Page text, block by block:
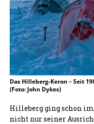
Das Hilleberg-Keron – Seit
(Foto: John Dykes)
Hilleberg ging schon
nicht nur seiner